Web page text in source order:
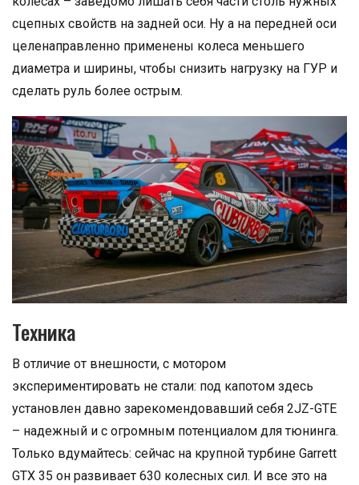
сцепных свойств на задней оси. Ну а на передней оси
целенаправленно применены колеса меньшего
диаметра и ширины, чтобы снизить нагрузку на ГУР и
сделать руль более острым.
Техника
В отличие от внешности, с мотором
экспериментировать не стали: под капотом здесь
установлен давно зарекомендовавший себя 2JZ-GTE
– надежный и с огромным потенциалом для тюнинга.
Только вдумайтесь: сейчас на крупной турбине Garrett
GTX 35 он развивает 630 колесных сил. И все это на